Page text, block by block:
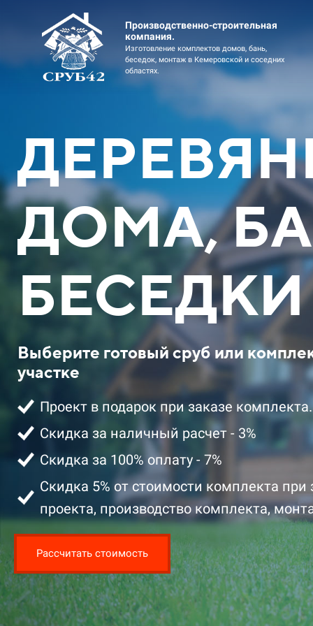
Производственно-строительная
компания.
Изготовление комплектов домов, бань,
беседок, монтаж в Кемеровской и соседних
областях.
ДОМА,
БЕСЕДКИ
Выберите готовый сруб или
участке
Проект в подарок при заказе комплекта.
Скидка за наличный расчет - 3%
Скидка за 100% оплату - 7%
Скидка 5% от стоимости комплекта
проекта, производство комплекта,
Рассчитать стоимость
Дом коттедж 2эт 11х12
Оцилиндрованное бревно
Скидка до 449900 ₽
2 401 100 ₽ цена за комплект со
Подробнее Заказать
Дом
2 329 100 ₽
Подробнее